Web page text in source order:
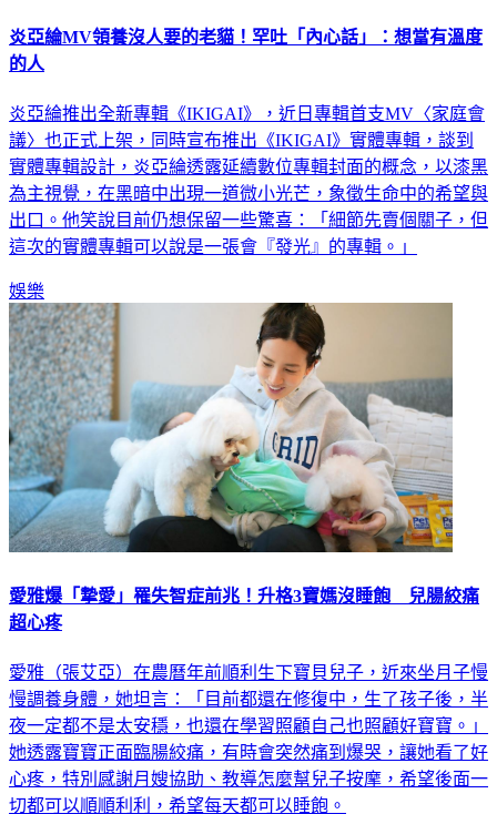
炎亞綸MV領養沒人要的老貓！罕吐「內心話」：想當有溫度
炎亞綸推出全新專輯《IKIGAI》，近日專輯首支MV〈家庭會
議〉也正式上架，同時宣布推出《IKIGAI》實體專輯，談到
實體專輯設計，炎亞綸透露延續數位專輯封面的概念，以漆黑
為主視覺，在黑暗中出現一道微小光芒，象徵生命中的希望與
出口。他笑說目前仍想保留一些驚喜：「細節先賣個關子，但
娛樂
愛雅爆「摯愛」罹失智症前兆！升格3寶媽沒睡飽 兒腸絞痛
愛雅（張艾亞）在農曆年前順利生下寶貝兒子，近來坐月子慢
慢調養身體，她坦言：「目前都還在修復中，生了孩子後，半
夜一定都不是太安穩，也還在學習照顧自己也照顧好寶寶。」
她透露寶寶正面臨腸絞痛，有時會突然痛到爆哭，讓她看了好
心疼，特別感謝月嫂協助、教導怎麼幫兒子按摩，希望後面一